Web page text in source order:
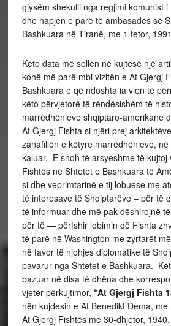
gjysëm shekulli nga regjimi komunist
dhe hapjen e parë të ambasadës së
Bashkuara në Tiranë, me 1 tetor,
Këto data më sollën në kujtesë një
kohë më parë mbi vizitën e At Gjergj
Bashkuara e që ndoshta ia vlen të
këto përvjetorë të rëndësishëm të
marrëdhënieve shqiptaro-amerikane
At Gjergj Fishta si njëri prej
zanafillën e këtyre marrëdhënieve,
kaluar. E shoh të arsyeshme të kujtoj
Fishtës në Shtetet e Bashkuara të
si dhe veprimtarinë e tij lobuese me
të interesave të Shqiptarëve – për të
të informuar dhe më pak dëshirojnë
për të — përfshir lobimin që Fishta
të parë në Washington me zyrtarët
në favor të njohjes diplomatike të
pavarur nga Shtetet e Bashkuara.
bazuar në disa të dhëna dhe
vjetër përkujtimor, “At Gjergj Fishta
nën kujdesin e At Benedikt Dema,
At Gjergj Fishtës me 30-dhjetor,